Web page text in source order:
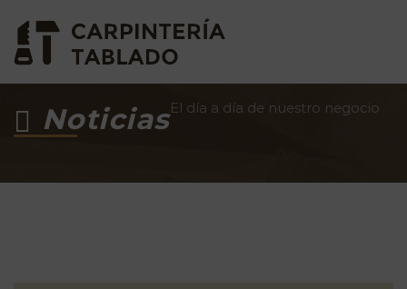
NoticiasEl día a día de nuestro negocio